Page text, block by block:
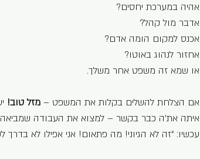
אהיה במערכת יחסים?
אדבר מול קהל?
אכנס למקום הומה אדם?
אחזור לנהוג באוטו?
או שמא זה משפט אחר משלך.
אם הצלחת להשלים בקלות את המשפט – מזל טוב!
איתה את’ה כבר בקשר – למצוא את העבודה שמביאה
עכשיו: “זה לא הגיוני! מה פתאום! אני אפילו לא